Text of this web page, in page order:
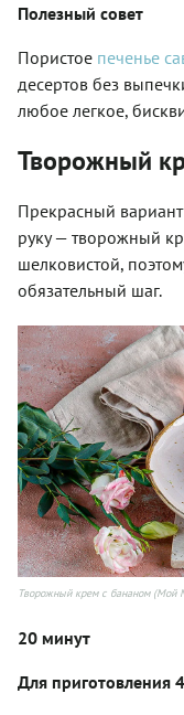
Полезный совет
Пористое печенье
десертов без
любое легкое,
Творожный
Прекрасный
руку — творожный
шелковистой,
обязательный шаг.
Творожный крем с бананом (Мой
20 минут
Для приготовления